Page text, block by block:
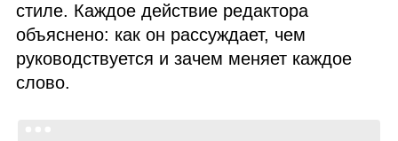
стиле. Каждое действие редактора
объяснено: как он рассуждает, чем
руководствуется и зачем меняет каждое
слово.